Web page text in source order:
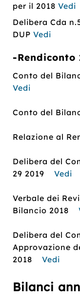
per il 2018Vedi
Delibera Cda
DUPVedi
-Rendiconto
Conto del
Vedi
Conto del
Relazione al
Delibera del
29 2019Vedi
Verbale dei
Bilancio 2018
Delibera del
Approvazione
2018Vedi
Bilanci